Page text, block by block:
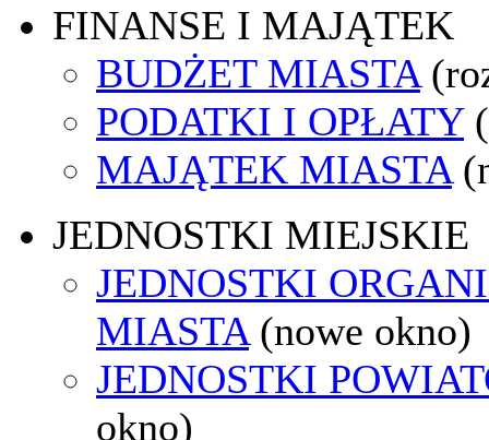
FINANSE I MAJĄTEK
BUDŻET MIASTA
PODATKI I OPŁATY
MAJĄTEK MIASTA
JEDNOSTKI MIEJSKIE
JEDNOSTKI
MIASTA (nowe okno)
JEDNOSTKI
okno)